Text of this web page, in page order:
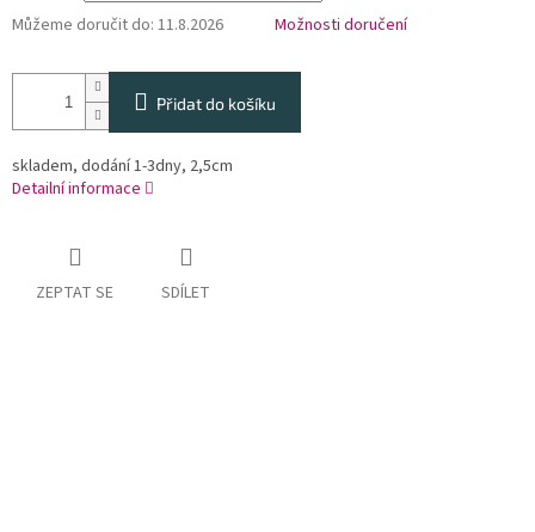
Můžeme doručit do: 11.8.2026 Možnosti doručení
Přidat do košíku
skladem, dodání 1-3dny, 2,5cm
Detailní informace
ZEPTAT SE SDÍLET